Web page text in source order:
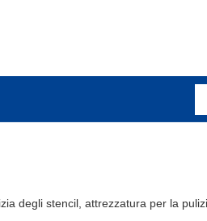
degli stencil, attrezzatura per la